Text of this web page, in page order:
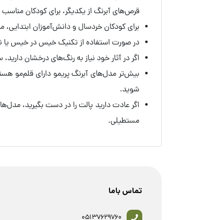
قرص‌های آبرنگ از یکدیگر، برای کودکان
برای کودکان خردسال و دانش‌آموزان
در صورت استفاده از تکنیک خیس در خیس یا
اگر در آثار خود نیاز به رنگ‌های درخشان دارید، ست 12 عددی رنگ‌های متالیک و نئون
بیش‌تر مدل‌های آبرنگ پریمو دارای قلم‌مو
شوید.
اگر عادت دارید پالت را در دست بگیرید،
مستطیلی.
تماس باما
05137629760